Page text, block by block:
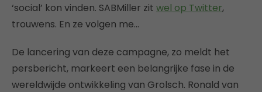
‘social’ kon vinden. SABMiller zit wel op Twitter,
trouwens. En ze volgen me…
De lancering van deze campagne, zo meldt het
persbericht, markeert een belangrijke fase in de
wereldwijde ontwikkeling van Grolsch. Ronald van